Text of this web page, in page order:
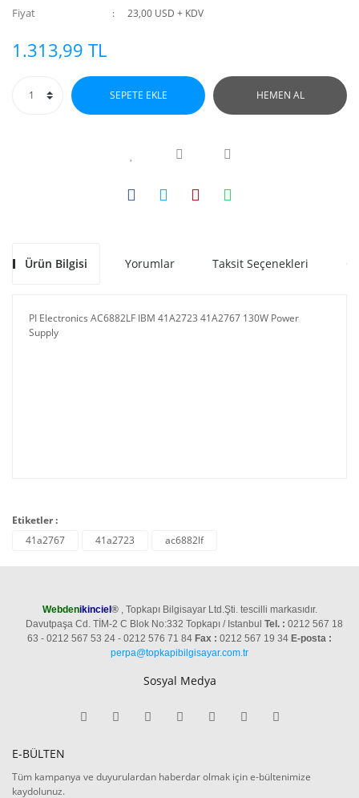
Fiyat 23,00 USD + KDV
1.313,99 TL
SEPETE EKLE HEMEN AL
Ürün Bilgisi Yorumlar Taksit Seçenekleri
PI Electronics AC6882LF IBM 41A2723 41A2767 130W Power
Supply
Etiketler :
41a2767
41a2723 ac6882lf
Webdenikinciel ®, Topkapı Bilgisayar Ltd.Şti. tescilli markasıdır.
Davutpaşa Cd. TİM-2 C Blok No:332 Topkapı / Istanbul Tel. : 0212 567 18
63 - 0212 567 53 24 - 0212 576 71 84 Fax : 0212 567 19 34 E-posta :
perpa@topkapibilgisayar.com.tr
Sosyal Medya
E-BÜLTEN
Tüm kampanya ve duyurulardan haberdar olmak için e-bültenimize
kaydolunuz.